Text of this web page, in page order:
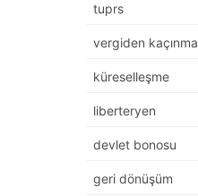
tuprs
vergiden kaçınma
küreselleşme
liberteryen
devlet bonosu
geri dönüşüm